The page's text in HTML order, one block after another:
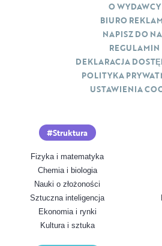
Struktura
Fizyka i matematyka
Chemia i biologia
Nauki o złożoności
Sztuczna inteligencja
Ekonomia i rynki
Kultura i sztuka
O WYDAWCY
BIURO
NAPISZ DO
REGULAMIN
DEKLARACJA
POLITYKA
USTAWIENIA